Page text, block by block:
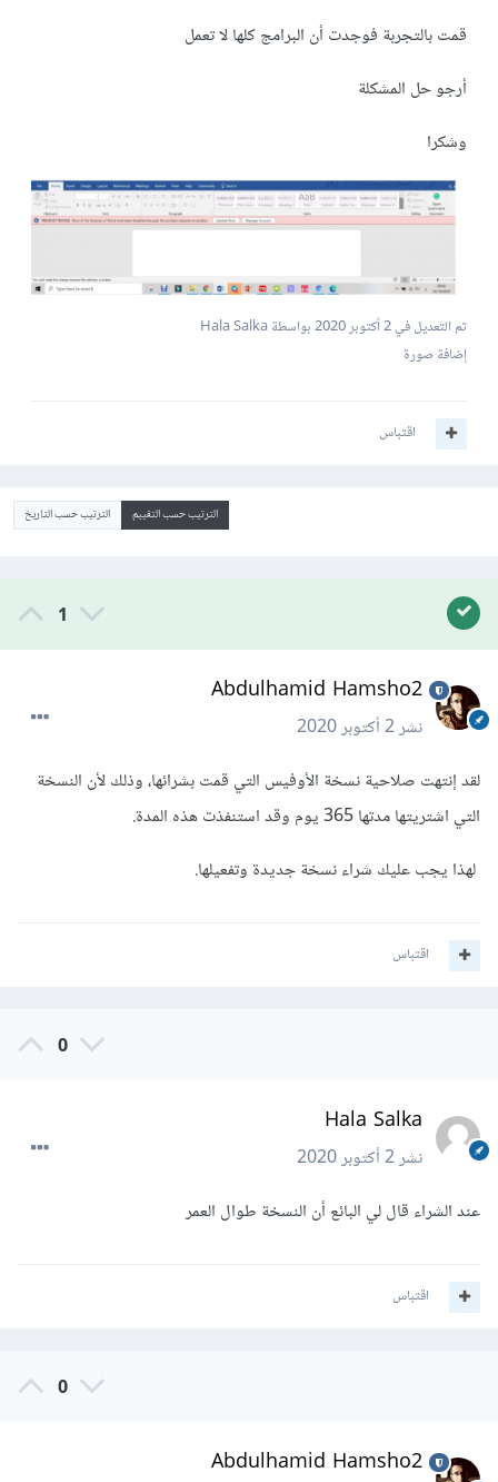
قمت بالتجربة فوجدت أن البرامج كلها لا تعمل
أرجو حل المشكلة
وشكرا
تم التعديل في2 أكتوبر 2020
بواسطة Hala Salka
إضافة صورة
اقتباس
الترتيب حسب التقييم الترتيب حسب التاريخ
1
Abdulhamid Hamsho2
نشر2 أكتوبر 2020
لقد إنتهت صلاحية نسخة الأوفيس التي قمت بشرائها، وذلك لأن النسخة
التي اشتريتها مدتها 365 يوم وقد استنفذت هذه المدة.
لهذا يجب عليك شراء نسخة جديدة وتفعيلها.
اقتباس
0
Hala Salka
نشر2 أكتوبر 2020
عند الشراء قال لي البائع أن النسخة طوال العمر
اقتباس
0
Abdulhamid Hamsho2